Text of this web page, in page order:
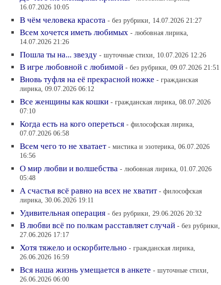
16.07.2026 10:05
В чём человека красота - без рубрики, 14.07.2026 21:27
Всем хочется иметь любимых - любовная лирика,
14.07.2026 21:26
Пошла ты на... звезду - шуточные стихи, 10.07.2026 12:26
В игре любовной с любимой - без рубрики, 09.07.2026 21:51
Вновь туфля на её прекрасной ножке - гражданская
лирика, 09.07.2026 06:12
Все женщины как кошки - гражданская лирика, 08.07.2026
07:10
Когда есть на кого опереться - философская лирика,
07.07.2026 06:58
Всем чего то не хватает - мистика и эзотерика, 06.07.2026
16:56
О мир любви и волшебства - любовная лирика, 01.07.2026
05:48
А счастья всё равно на всех не хватит - философская
лирика, 30.06.2026 19:11
Удивительная операция - без рубрики, 29.06.2026 20:32
В любви всё по полкам расставляет случай - без рубрики,
27.06.2026 17:17
Хотя тяжело и оскорбительно - гражданская лирика,
26.06.2026 16:59
Вся наша жизнь умещается в анкете - шуточные стихи,
26.06.2026 06:00